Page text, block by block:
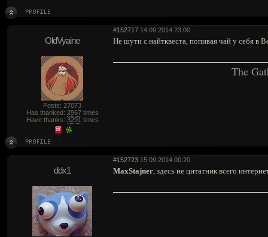
#152717 14.09.2014 23:00
OldVyaine
Posts: 27073
Has thanked: 2967times
Have thanks: 3291 times
Не шути с найтквеста, попивая чай у себя в
The
#152723 15.09.2014 00:20
ddx1 MaxStajner, здесь не цитатник всего